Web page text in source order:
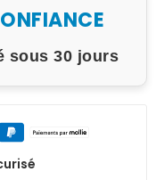
sous 30 jours